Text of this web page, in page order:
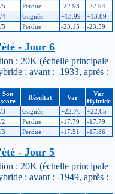
5 Perdue -22.93
-22.94
4 Gagnée +13.99
+13.89
5 Perdue -23.15 -23.59
- Jour 6
: 20K (échelle principale
: avant : -1933, après :
Son
score
Résultat Var
Var
Hybride
3 Gagnée +22.76
+22.65
2 Perdue -17.79
-17.79
3 Perdue -17.51 -17.86
- Jour 5
: 20K (échelle principale
: avant : -1949, après :